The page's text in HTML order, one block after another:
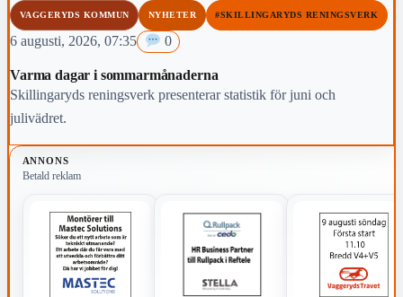
VAGGERYDS KOMMUN NYHETER #SKILLINGARYDS RENINGSVERK
6 augusti, 2026, 07:35 0
Varma dagar i sommarmånaderna
Skillingaryds reningsverk presenterar statistik för juni och
julivädret.
ANNONS
Betald reklam